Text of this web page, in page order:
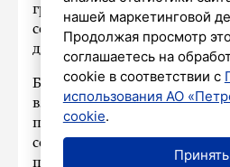
гражданах и
содержащихся в
данных и составляющих
Бывшему налоговому
взятки вменяют
получении и
составляющих
превышение должностных
нашей маркетинговой
Продолжая просмотр
соглашаетесь на
cookie в соответствии с
использования АО
cookie.
Принять